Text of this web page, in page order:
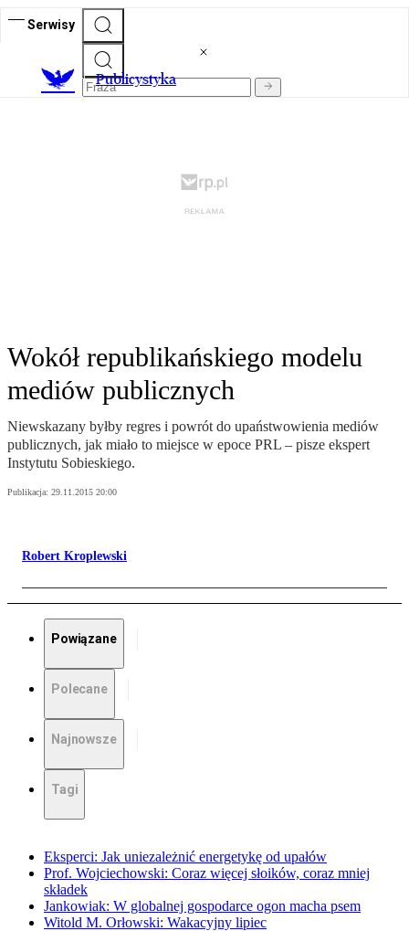
Serwisy
Publicystyka
Wokół republikańskiego modelu
mediów publicznych
Niewskazany byłby regres i powrót do upaństwowienia mediów
publicznych, jak miało to miejsce w epoce PRL – pisze ekspert
Instytutu Sobieskiego.
Publikacja: 29.11.2015 20:00
Robert Kroplewski
Powiązane
Polecane
Najnowsze
Tagi
Eksperci: Jak uniezależnić energetykę od upałów
Prof. Wojciechowski: Coraz więcej słoików, coraz mniej
składek
Jankowiak: W globalnej gospodarce ogon macha psem
Witold M. Orłowski: Wakacyjny lipiec